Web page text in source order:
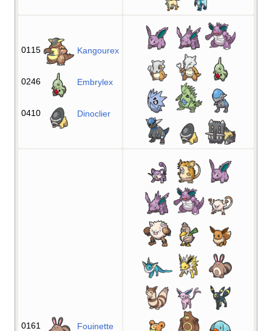
0115 Kangourex
0246 Embrylex
0410 Dinoclier
0161 Fouinette